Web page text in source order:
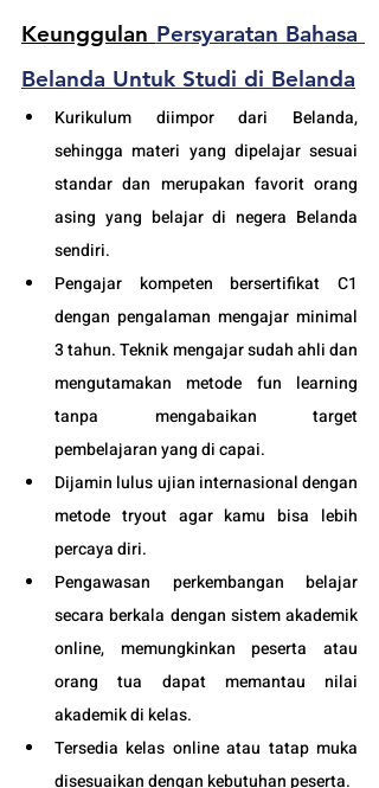
Keunggulan Persyaratan Bahasa
Belanda Untuk Studi di Belanda
Kurikulum diimpor dari Belanda,
sehingga materi yang dipelajar sesuai
standar dan merupakan favorit orang
asing yang belajar di negera Belanda
sendiri.
Pengajar kompeten bersertifikat C1
dengan pengalaman mengajar minimal
3 tahun. Teknik mengajar sudah ahli dan
mengutamakan metode fun learning
tanpa mengabaikan target
pembelajaran yang di capai.
Dijamin lulus ujian internasional dengan
metode tryout agar kamu bisa lebih
percaya diri.
Pengawasan perkembangan belajar
secara berkala dengan sistem akademik
online, memungkinkan peserta atau
orang tua dapat memantau nilai
akademik di kelas.
Tersedia kelas online atau tatap muka
disesuaikan dengan kebutuhan peserta.